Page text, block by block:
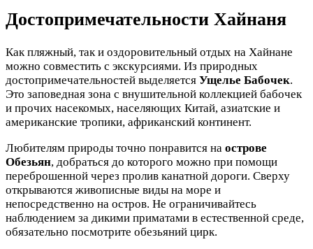
Достопримечательности Хайнаня
Как пляжный, так и оздоровительный отдых на Хайнане
можно совместить с экскурсиями. Из природных
достопримечательностей выделяется Ущелье Бабочек.
Это заповедная зона с внушительной коллекцией бабочек
и прочих насекомых, населяющих Китай, азиатские и
американские тропики, африканский континент.
Любителям природы точно понравится на острове
Обезьян, добраться до которого можно при помощи
переброшенной через пролив канатной дороги. Сверху
открываются живописные виды на море и
непосредственно на остров. Не ограничивайтесь
наблюдением за дикими приматами в естественной среде,
обязательно посмотрите обезьяний цирк.